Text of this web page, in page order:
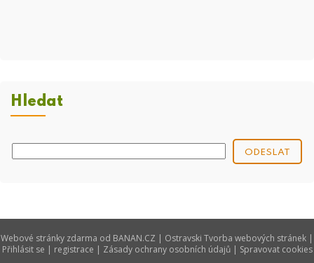
Hledat
Webové stránky zdarma od BANAN.CZ | Ostravski Tvorba webových stránek |
Přihlásit se | registrace | Zásady ochrany osobních údajů| Spravovat cookies